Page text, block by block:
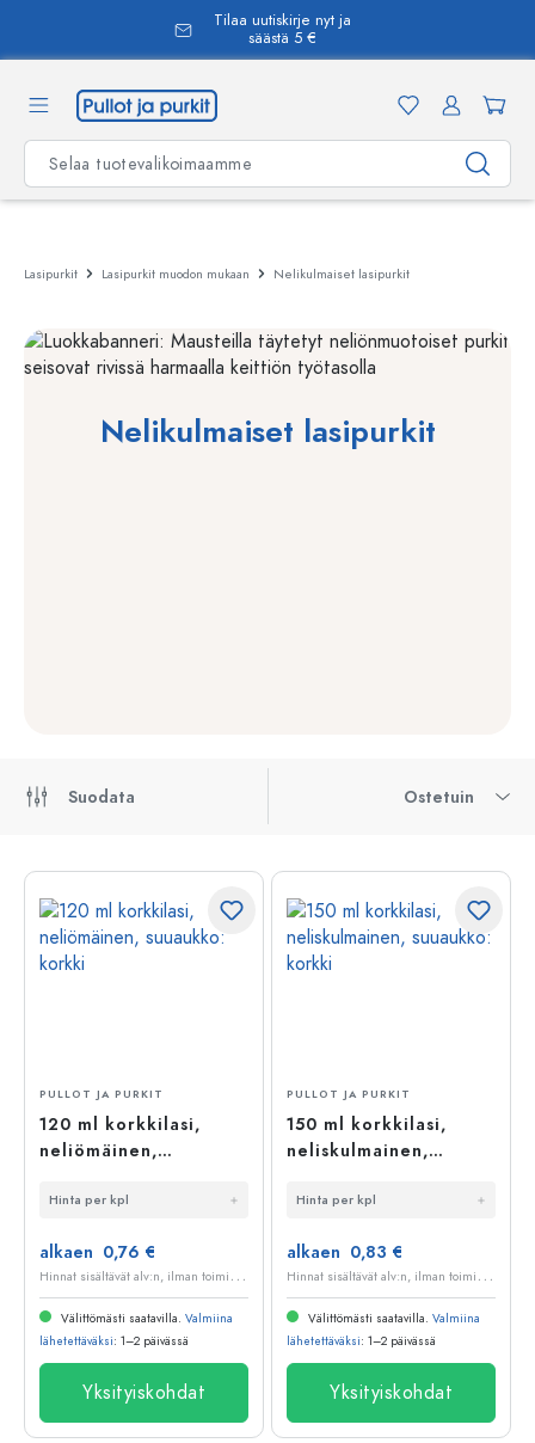
Tilaa uutiskirje nyt ja
säästä 5 €
Lasipurkit Lasipurkit muodon mukaan Nelikulmaiset lasipurkit
Nelikulmaiset lasipurkit
Suodata Ostetuin
PULLOT JA PURKIT
120 ml korkkilasi,
neliömäinen,
Hinta per kpl
alkaen 0,76 €
H
innat sisältävät alv:n, ilman toimituskuluja
Välittömästi saatavilla. Valmiina
lähetettäväksi: 1–2 päivässä
Yksityiskohdat
PULLOT JA PURKIT
150 ml korkkilasi,
neliskulmainen,
Hinta per kpl
alkaen 0,83 €
H
innat sisältävät alv:n, ilman toimituskuluja
Välittömästi saatavilla. Valmiina
lähetettäväksi: 1–2 päivässä
Yksityiskohdat